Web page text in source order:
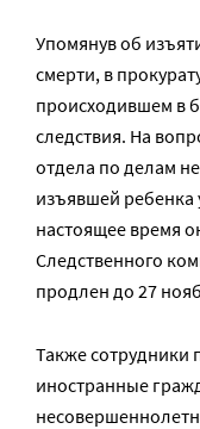
Упомянув об
смерти, в
происходившем в
следствия. На
отдела по делам
изъявшей ребенка
настоящее время
Следственного
продлен до 27
Также сотрудники
иностранные